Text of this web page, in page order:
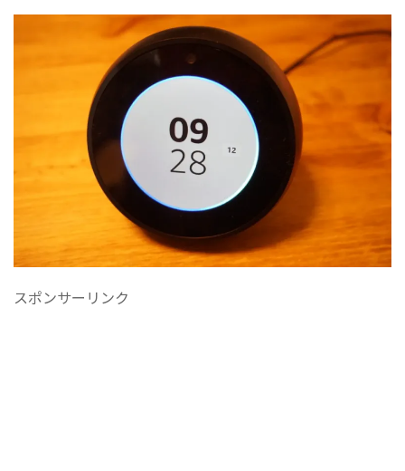
スポンサーリンク